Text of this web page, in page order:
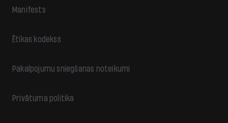
Manifests
Ētikas kodekss
Pakalpojumu sniegšanas noteikumi
Privātuma politika